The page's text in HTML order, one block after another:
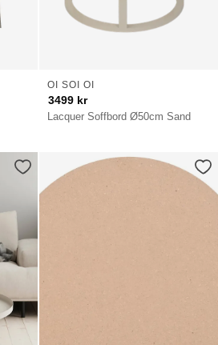
Lacquer Soffbord Ø50cm Sand
OI SOI OI
3499 kr